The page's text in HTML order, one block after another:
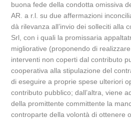
buona fede della condotta omissiva
AR. a r.l. su due affermazioni
dà rilevanza all’invio dei solleciti alla
Srl, con i quali la promissaria
migliorative (proponendo di
interventi non coperti dal contributo
cooperativa alla stipulazione del
di eseguire a proprie spese ulteriori
contributo pubblico; dall’altra, viene
della promittente committente la
controparte della volontà di ottenere